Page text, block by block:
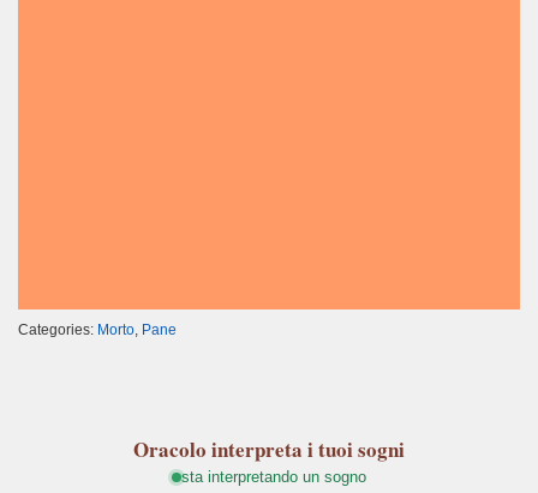
Categories: Morto, Pane
Oracolo interpreta i tuoi sogni
sta interpretando un sogno